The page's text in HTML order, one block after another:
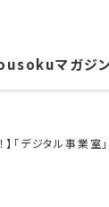
マガジン
】「デジタル事業室